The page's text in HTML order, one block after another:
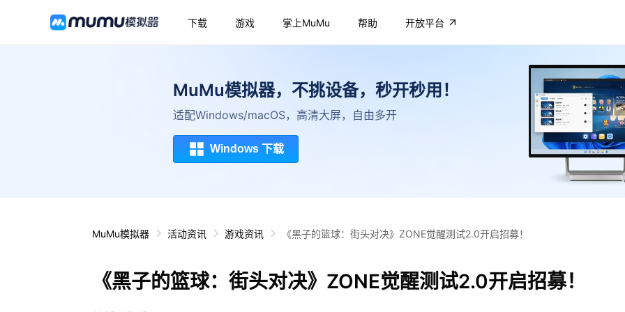
下载 游戏 掌上MuMu 帮助 开放平台
MuMu模拟器，不挑设备，秒开秒用！
适配Windows/macOS，高清大屏，自由多开
Windows 下载
MuMu模拟器 活动资讯 游戏资讯 《黑子的篮球：街头对决》ZONE觉醒测试2.0开启招募！
《黑子的篮球：街头对决》ZONE觉醒测试2.0开启招募！